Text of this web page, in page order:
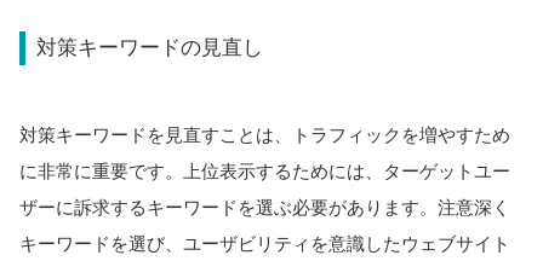
対策キーワードの見直し
対策キーワードを見直すことは、トラフィックを増やすため
に非常に重要です。上位表示するためには、ターゲットユー
ザーに訴求するキーワードを選ぶ必要があります。注意深く
キーワードを選び、ユーザビリティを意識したウェブサイト